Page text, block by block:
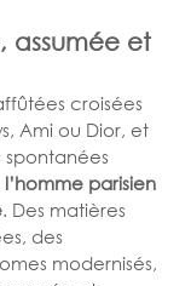
assumée et
croisées
Ami ou Dior, et
spontanées
l’homme parisien
. Des matières
des
modernisés,